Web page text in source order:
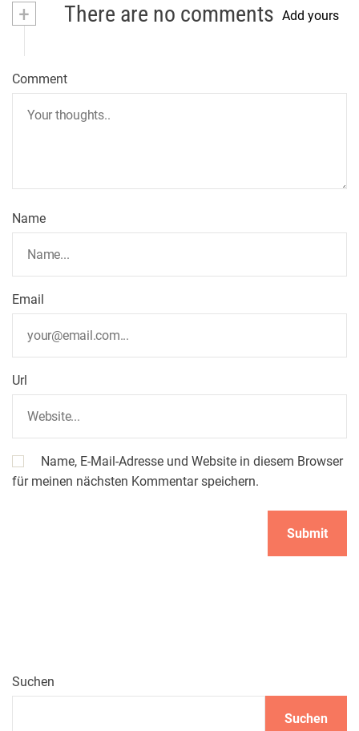
+ There are no comments Add yours
Comment
Name
Email
Url
Name, E-Mail-Adresse und Website in diesem Browser
für meinen nächsten Kommentar speichern.
Suchen
Suchen